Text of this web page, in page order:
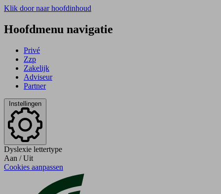
Klik door naar hoofdinhoud
Hoofdmenu navigatie
Privé
Zzp
Zakelijk
Adviseur
Partner
Instellingen
Dyslexie lettertype
Aan / Uit
Cookies aanpassen